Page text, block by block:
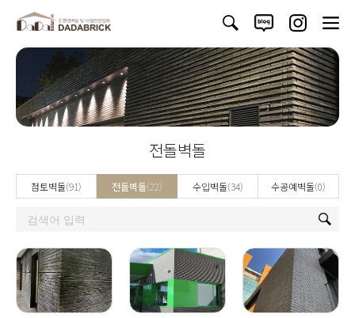
전돌벽돌
점토벽돌(91) 전돌벽돌(22) 수입벽돌(34) 수공예벽돌(0)